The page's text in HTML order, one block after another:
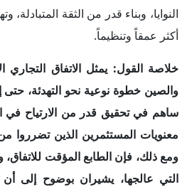
النوايا، وبناء قدر من الثقة
أكثر عمقاً وتنظيماً.
خلاصة القول: يمثل الاتفاق التجاري
والصين خطوة نوعية نحو التهدئة، حتى
ساهم في تحقيق قدر من الارتياح في
معنويات المستثمرين الذين تضرروا من
ومع ذلك، فإن الطابع المؤقت
التي عالجها، يشيران بوضوح إلى أن